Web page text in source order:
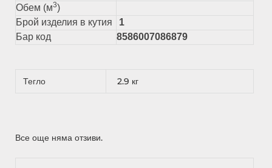
Обем (м3)
Брой изделия в кутия
1
Бар код
8586007086879
Тегло 2.9 кг
Все още няма отзиви.